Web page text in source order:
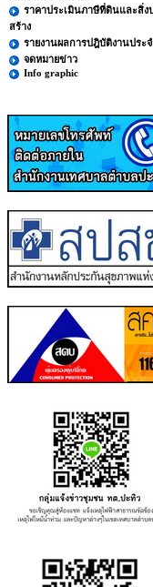
ราคาประเมินภาษีที่ดินและสิ่ง
สร้าง
รายงานผลการปฎิบัติงานประจ
จดหมายข่าว
Info graphic